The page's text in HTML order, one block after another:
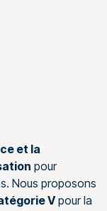
et la
pour
Nous proposons
Vpour la